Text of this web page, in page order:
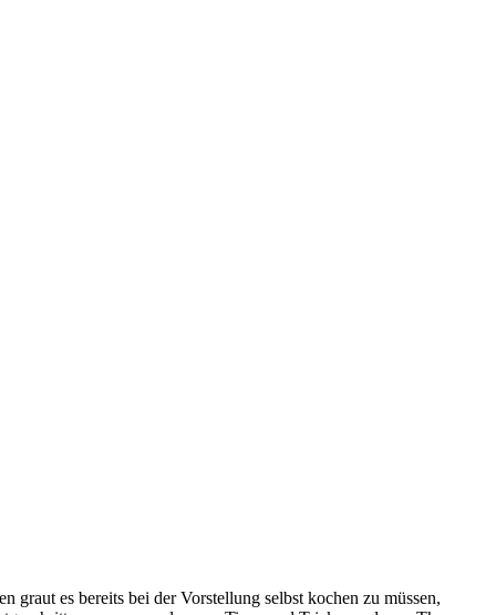
graut es bereits bei der Vorstellung selbst kochen zu müssen,